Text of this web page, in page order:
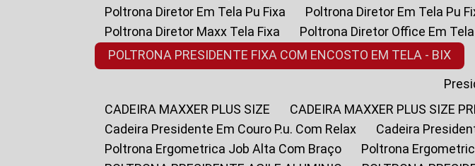
Poltrona Diretor Em Tela Pu Fixa
Poltrona Diretor Em Tela Pu
Poltrona Diretor Maxx Tela Fixa
Poltrona Diretor Office Em
POLTRONA PRESIDENTE FIXA COM ENCOSTO EM TELA - BIX
CADEIRA MAXXER PLUS SIZE
CADEIRA MAXXER PLUS SIZE
Cadeira Presidente Em Couro P.u. Com Relax
Cadeira
Poltrona Ergometrica Job Alta Com Braço
Poltrona